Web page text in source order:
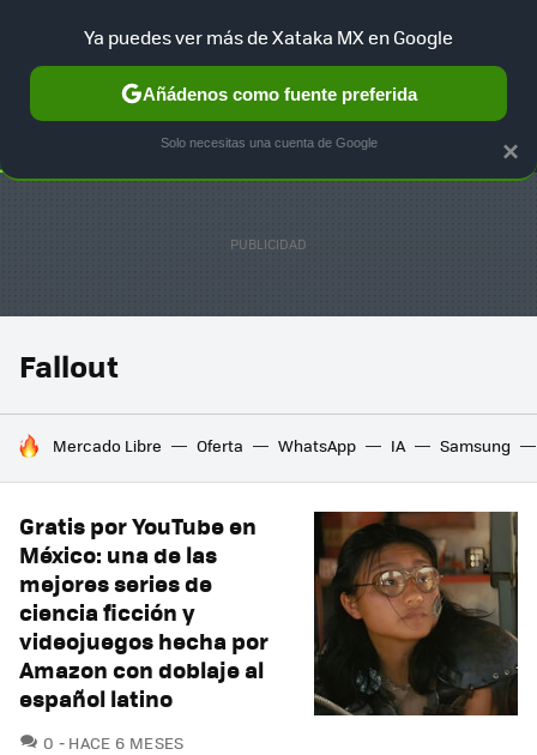
SELECCIÓN GAMING HOME AUTO TERRITORIO
Fallout
HOY SE HABLA DE
Mercado Libre Oferta WhatsApp IA Samsung
Gratis por YouTube en
México: una de las
mejores series de
ciencia ficción y
videojuegos hecha por
Amazon con doblaje al
español latino
0 COMENTARIOS
HACE 6 MESES
×
Ya puedes ver más de Xataka MX en Google
Añádenos como fuente preferida
Solo necesitas una cuenta de Google